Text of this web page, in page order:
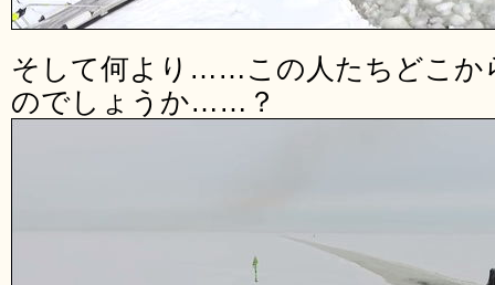
そして何より……この人たちどこか
のでしょうか……？